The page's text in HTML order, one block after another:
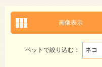
画像表示
ペットで絞り込む：